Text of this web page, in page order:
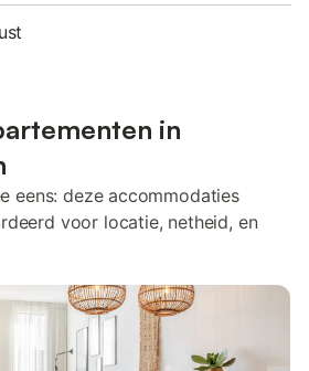
in
eens: deze accommodaties
voor locatie, netheid, en